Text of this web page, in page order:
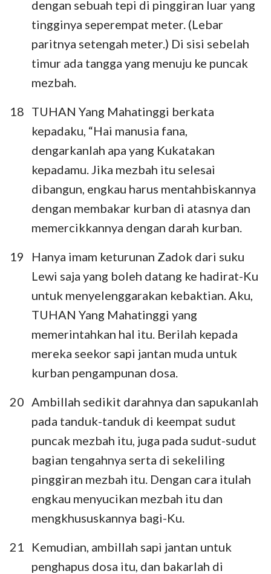
1 2 3 4 5 6
7
15
16 17 18 19 20
22
23 24 25 26
29
31 32 33
36
37 38 39 40 41
42
43
44 45 46 47 48
dengan sebuah tepi di pinggiran luar yang
tingginya seperempat meter. (Lebar
paritnya setengah meter.) Di sisi sebelah
timur ada tangga yang menuju ke puncak
mezbah.
18 TUHAN Yang Mahatinggi berkata
kepadaku, “Hai manusia fana,
dengarkanlah apa yang Kukatakan
kepadamu. Jika mezbah itu selesai
dibangun, engkau harus mentahbiskannya
dengan membakar kurban di atasnya dan
memercikkannya dengan darah kurban.
19
Hanya imam keturunan Zadok dari suku
Lewi saja yang boleh datang ke hadirat-Ku
untuk menyelenggarakan kebaktian. Aku,
TUHAN Yang Mahatinggi yang
memerintahkan hal itu. Berilah kepada
mereka seekor sapi jantan muda untuk
kurban pengampunan dosa.
20 Ambillah sedikit darahnya dan sapukanlah
pada tanduk-tanduk di keempat sudut
puncak mezbah itu, juga pada sudut-sudut
bagian tengahnya serta di sekeliling
pinggiran mezbah itu. Dengan cara itulah
engkau menyucikan mezbah itu dan
mengkhususkannya bagi-Ku.
21
Kemudian, ambillah sapi jantan untuk
penghapus dosa itu, dan bakarlah di